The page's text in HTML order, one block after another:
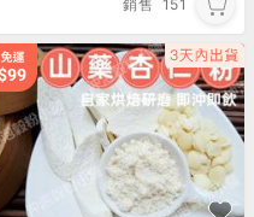
銷售 151